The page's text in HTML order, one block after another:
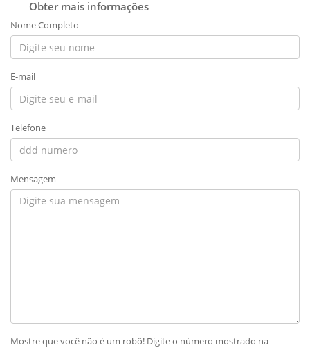
Obter mais informações
Nome Completo
E-mail
Telefone
Mensagem
Mostre que você não é um robô! Digite o número mostrado na